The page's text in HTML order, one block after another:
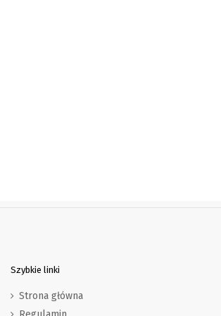
Szybkie linki
Strona główna